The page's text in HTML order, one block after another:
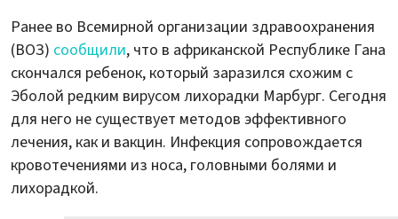
Ранее во Всемирной организации здравоохранения
(ВОЗ) сообщили, что в африканской Республике Гана
скончался ребенок, который заразился схожим с
Эболой редким вирусом лихорадки Марбург. Сегодня
для него не существует методов эффективного
лечения, как и вакцин. Инфекция сопровождается
кровотечениями из носа, головными болями и
лихорадкой.